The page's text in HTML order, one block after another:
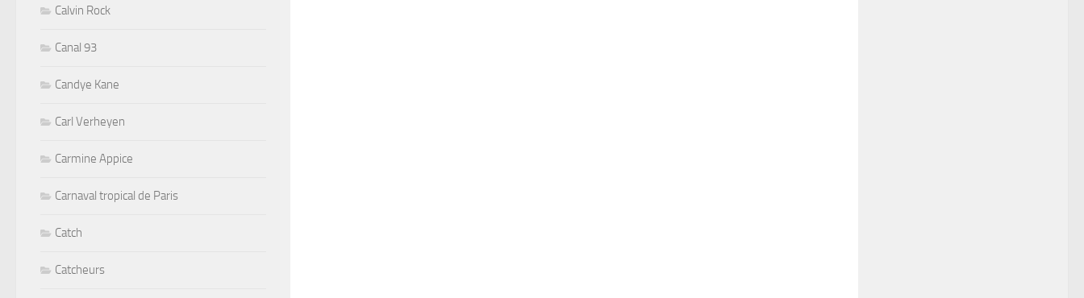
Calvin Rock
Canal 93
Candye Kane
Carl Verheyen
Carmine Appice
Carnaval tropical de Paris
Catch
Catcheurs